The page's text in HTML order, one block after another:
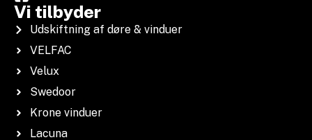
Vi tilbyder
Udskiftning af døre & vinduer
VELFAC
Velux
Swedoor
Krone vinduer
Lacuna